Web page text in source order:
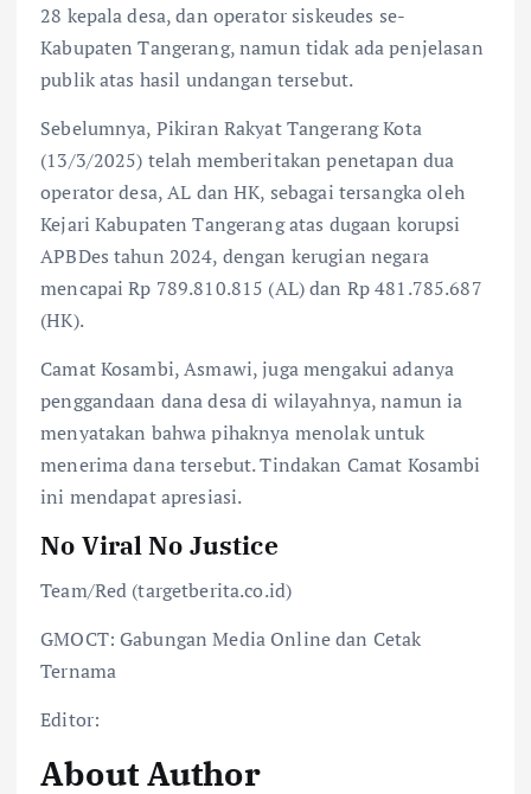
28 kepala desa, dan operator siskeudes se-
Kabupaten Tangerang, namun tidak ada penjelasan
publik atas hasil undangan tersebut.
Sebelumnya, Pikiran Rakyat Tangerang Kota
(13/3/2025) telah memberitakan penetapan dua
operator desa, AL dan HK, sebagai tersangka oleh
Kejari Kabupaten Tangerang atas dugaan korupsi
APBDes tahun 2024, dengan kerugian negara
mencapai Rp 789.810.815 (AL) dan Rp 481.785.687
(HK).
Camat Kosambi, Asmawi, juga mengakui adanya
penggandaan dana desa di wilayahnya, namun ia
menyatakan bahwa pihaknya menolak untuk
menerima dana tersebut. Tindakan Camat Kosambi
ini mendapat apresiasi.
No Viral No Justice
Team/Red (targetberita.co.id)
GMOCT: Gabungan Media Online dan Cetak
Ternama
Editor:
About Author